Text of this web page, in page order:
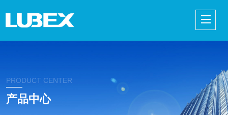
PRODUCT CENTER
产品中心